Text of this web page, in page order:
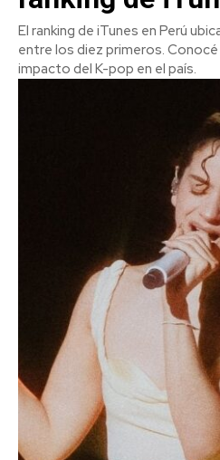
El ranking de iTunes en Perú
entre los diez primeros.
impacto del K-pop en el país.